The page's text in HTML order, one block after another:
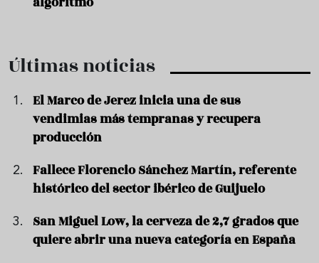
Últimas noticias
El Marco de Jerez inicia una de sus
vendimias más tempranas y recupera
producción
Fallece Florencio Sánchez Martín, referente
histórico del sector ibérico de Guijuelo
San Miguel Low, la cerveza de 2,7 grados que
quiere abrir una nueva categoría en España